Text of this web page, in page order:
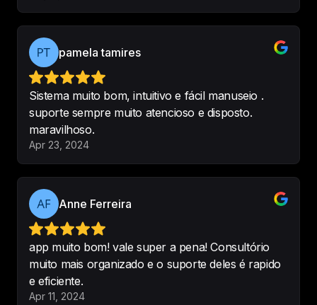
Gosto muito do sistema da
Codental. Prático, simples de
manusear e fornece muitas
ferramentas que ajudam demais no
dia a dia. Uso e indico! Além da
equipe ser rápida e atenciosa no
atendimento ao cliente.
Codental: moderno, prático e
pamela tamires
Sistema muito bom, intuitivo e fácil manuseio .
suporte sempre muito atencioso e disposto.
maravilhoso.
Apr 23, 2024
Anne Ferreira
app muito bom! vale super a pena! Consultório
muito mais organizado e o suporte deles é rapido
e eficiente.
Apr 11, 2024